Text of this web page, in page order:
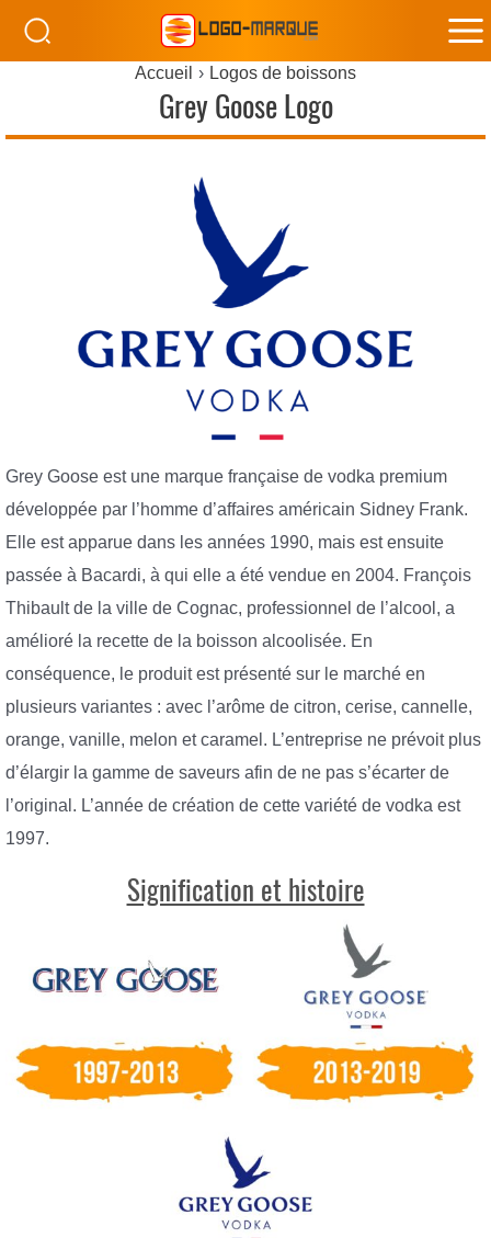
Accueil Logos de boissons
Grey Goose Logo
Grey Goose est une marque française de vodka premium
développée par l’homme d’affaires américain Sidney Frank.
Elle est apparue dans les années 1990, mais est ensuite
passée à Bacardi, à qui elle a été vendue en 2004. François
Thibault de la ville de Cognac, professionnel de l’alcool, a
amélioré la recette de la boisson alcoolisée. En
conséquence, le produit est présenté sur le marché en
plusieurs variantes : avec l’arôme de citron, cerise, cannelle,
orange, vanille, melon et caramel. L’entreprise ne prévoit plus
d’élargir la gamme de saveurs afin de ne pas s’écarter de
l’original. L’année de création de cette variété de vodka est
1997.
Signification et histoire